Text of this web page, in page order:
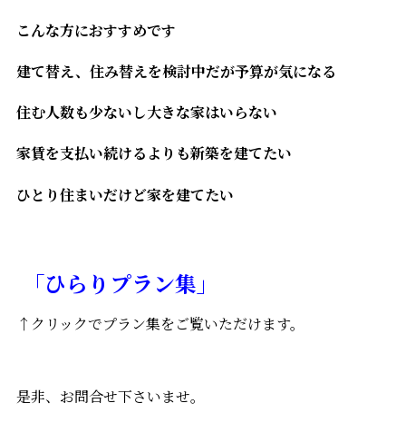
こんな方におすすめです
建て替え、住み替えを検討中だが予算が気になる
住む人数も少ないし大きな家はいらない
家賃を支払い続けるよりも新築を建てたい
ひとり住まいだけど家を建てたい
「ひらりプラン集」
↑クリックでプラン集をご覧いただけます。
是非、お問合せ下さいませ。